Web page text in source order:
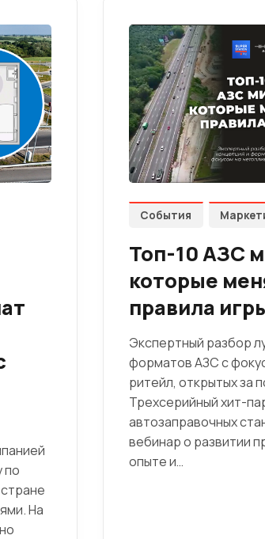
по
На
События
Топ-10 АЗС
которые
правила
Экспертный разбор
форматов АЗС с
ритейл, открытых за
Трехсерийный хит-
автозаправочных
вебинар о развитии
опыте и…